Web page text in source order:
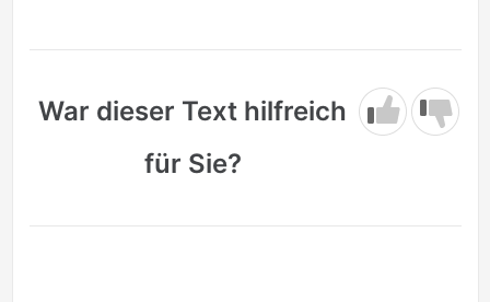
War dieser Text hilfreich
für Sie?